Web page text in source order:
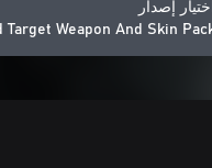
اختيار إصدار
Weapon And Skin